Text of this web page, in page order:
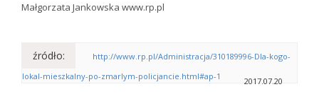
Małgorzata Jankowska www.rp.pl
źródło:
http://www.rp.pl/Administracja/310189996-Dla-kogo-
lokal-mieszkalny-po-zmarlym-policjancie.html#ap-1
2017.07.20